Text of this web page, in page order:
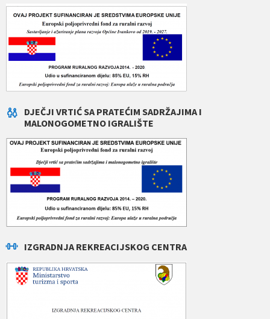
DJEČJI VRTIĆ SA PRATEĆIM SADRŽAJIMA I
MALONOGOMETNO IGRALIŠTE
IZGRADNJA REKREACIJSKOG CENTRA